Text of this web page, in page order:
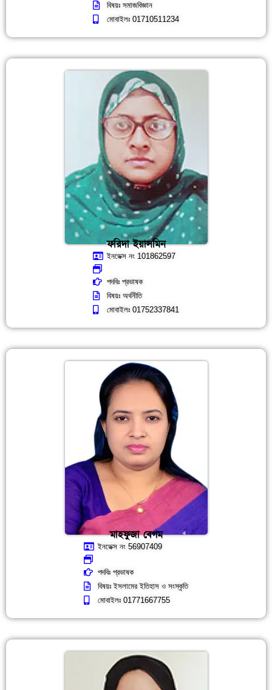
বিষয়ঃ সমাজবিজ্ঞান
মোবাইলঃ 01710511234
ফরিদা ইয়াসমিন
ইনডেক্স নং 101862597
পদবিঃ প্রভাষক
বিষয়ঃ অর্থনীতি
মোবাইলঃ 01752337841
মাহফুজা বেগম
ইনডেক্স নং 56907409
পদবিঃ প্রভাষক
বিষয়ঃ ইসলামের ইতিহাস ও সংস্কৃতি
মোবাইলঃ 01771667755